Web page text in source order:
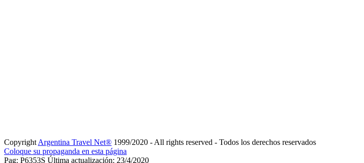
Copyright Argentina Travel Net® 1999/2020 - All rights reserved - Todos los derechos reservados
Coloque su propaganda en esta página
Pag: P6353S Última actualización: 23/4/2020